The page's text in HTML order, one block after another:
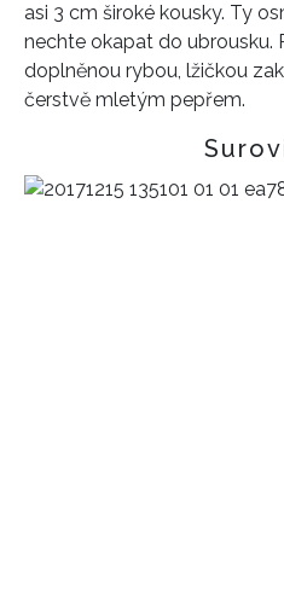
asi 3 cm široké kousky. Ty
nechte okapat do ubrousku.
doplněnou rybou, lžičkou
čerstvě mletým pepřem.